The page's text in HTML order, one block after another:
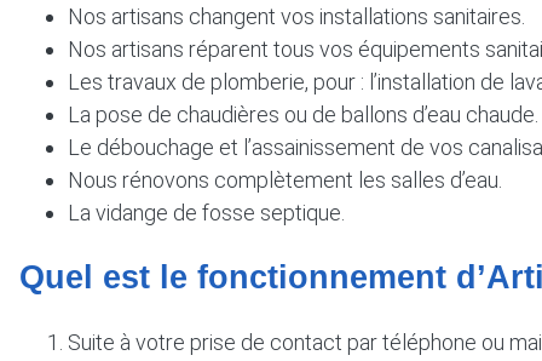
Nos artisans changent vos installations sanitaires.
Nos artisans réparent tous vos équipements
Les travaux de plomberie, pour : l’installation de
La pose de chaudières ou de ballons d’eau chaude.
Le débouchage et l’assainissement de vos
Nous rénovons complètement les salles d’eau.
La vidange de fosse septique.
Quel est le fonctionnement
Suite à votre prise de contact par téléphone ou